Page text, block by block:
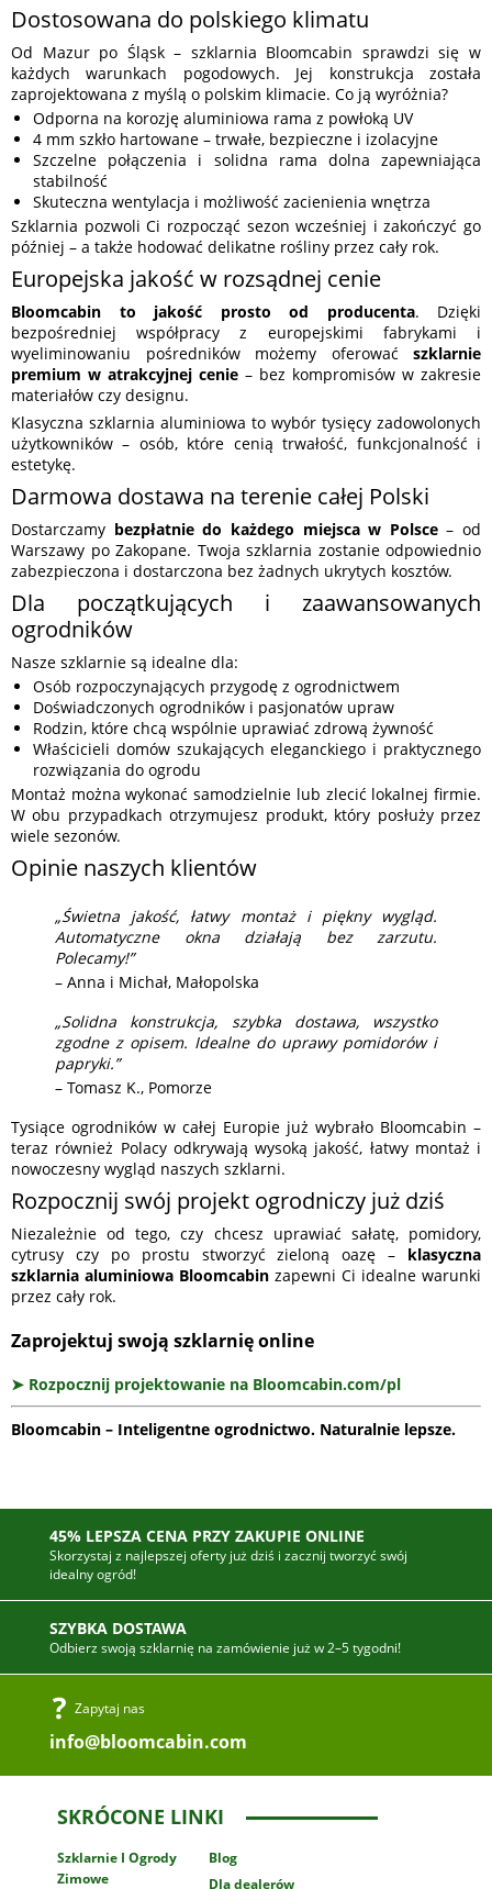
Dostosowana do polskiego klimatu
Od Mazur po Śląsk – szklarnia Bloomcabin sprawdzi się w
każdych warunkach pogodowych. Jej konstrukcja została
zaprojektowana z myślą o polskim klimacie. Co ją wyróżnia?
Odporna na korozję aluminiowa rama z powłoką UV
4 mm szkło hartowane – trwałe, bezpieczne i izolacyjne
Szczelne połączenia i solidna rama dolna zapewniająca
stabilność
Skuteczna wentylacja i możliwość zacienienia wnętrza
Szklarnia pozwoli Ci rozpocząć sezon wcześniej i zakończyć go
później – a także hodować delikatne rośliny przez cały rok.
Europejska jakość w rozsądnej cenie
Bloomcabin to jakość prosto od producenta. Dzięki
bezpośredniej współpracy z europejskimi fabrykami i
wyeliminowaniu pośredników możemy oferować szklarnie
premium w atrakcyjnej cenie – bez kompromisów w zakresie
materiałów czy designu.
Klasyczna szklarnia aluminiowa to wybór tysięcy zadowolonych
użytkowników – osób, które cenią trwałość, funkcjonalność i
estetykę.
Darmowa dostawa na terenie całej Polski
Dostarczamy bezpłatnie do każdego miejsca w Polsce– od
Warszawy po Zakopane. Twoja szklarnia zostanie odpowiednio
zabezpieczona i dostarczona bez żadnych ukrytych kosztów.
Dla początkujących i zaawansowanych
ogrodników
Nasze szklarnie są idealne dla:
Osób rozpoczynających przygodę z ogrodnictwem
Doświadczonych ogrodników i pasjonatów upraw
Rodzin, które chcą wspólnie uprawiać zdrową żywność
Właścicieli domów szukających eleganckiego i praktycznego
rozwiązania do ogrodu
Montaż można wykonać samodzielnie lub zlecić lokalnej firmie.
W obu przypadkach otrzymujesz produkt, który posłuży przez
wiele sezonów.
Opinie naszych klientów
„Świetna jakość, łatwy montaż i piękny wygląd.
Automatyczne okna działają bez zarzutu.
Polecamy!”
– Anna i Michał, Małopolska
„Solidna konstrukcja, szybka dostawa, wszystko
zgodne z opisem. Idealne do uprawy pomidorów i
papryki.”
– Tomasz K., Pomorze
Tysiące ogrodników w całej Europie już wybrało Bloomcabin –
teraz również Polacy odkrywają wysoką jakość, łatwy montaż i
nowoczesny wygląd naszych szklarni.
Rozpocznij swój projekt ogrodniczy już dziś
Niezależnie od tego, czy chcesz uprawiać sałatę, pomidory,
cytrusy czy po prostu stworzyć zieloną oazę – klasyczna
szklarnia aluminiowa Bloomcabin zapewni Ci idealne warunki
przez cały rok.
Zaprojektuj swoją szklarnię online
➤ Rozpocznij projektowanie na Bloomcabin.com/pl
Bloomcabin – Inteligentne ogrodnictwo. Naturalnie lepsze.
45% LEPSZA CENA PRZY ZAKUPIE ONLINE
Skorzystaj z najlepszej oferty już dziś i zacznij tworzyć swój
idealny ogród!
SZYBKA DOSTAWA
Odbierz swoją szklarnię na zamówienie już w 2–5 tygodni!
Zapytaj nas
info@bloomcabin.com
SKRÓCONE LINKI
Szklarnie I Ogrody
Zimowe
Blog
Dla dealerów